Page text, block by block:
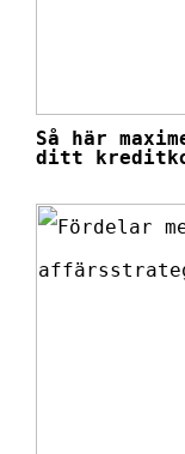
Så här
ditt